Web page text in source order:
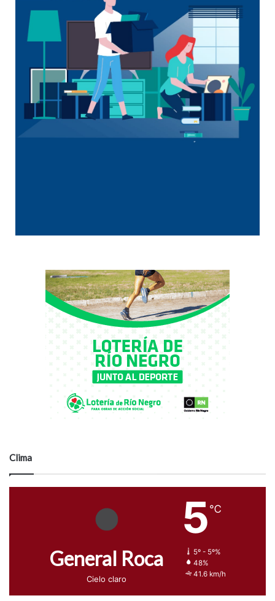
Clima
General Roca
Cielo claro
5 ℃
5º - 5º%
48%
41.6 km/h